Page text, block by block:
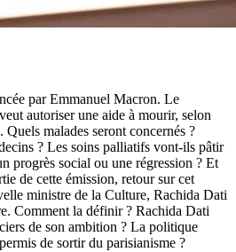
par Emmanuel Macron. Le
autoriser une aide à mourir, selon
Quels malades seront concernés ?
? Les soins palliatifs vont-ils pâtir
progrès social ou une régression ? Et
de cette émission, retour sur cet
ministre de la Culture, Rachida Dati
Comment la définir ? Rachida Dati
de son ambition ? La politique
de sortir du parisianisme ?